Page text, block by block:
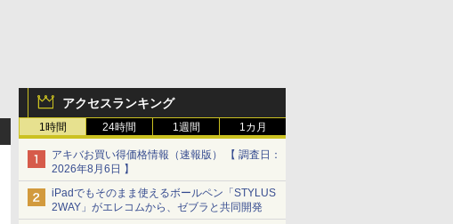
アクセスランキング
1時間 24時間 1週間 1カ月
アキバお買い得価格情報（速報版） 【 調査日：
2026年8月6日 】
iPadでもそのまま使えるボールペン「STYLUS
2WAY」がエレコムから、ゼブラと共同開発